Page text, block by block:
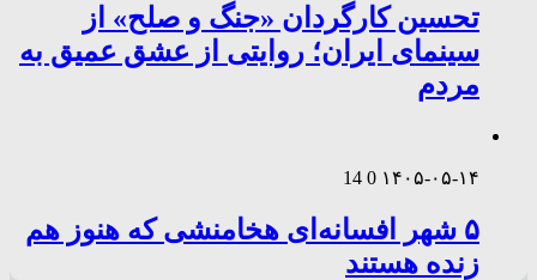
تحسین کارگردان «جنگ و صلح» از
سینمای ایران؛ روایتی از عشق عمیق به
مردم
۱۴۰۵-۰۵-۱۴ 0
14
۵ شهر افسانه‌ای هخامنشی که هنوز هم
زنده هستند